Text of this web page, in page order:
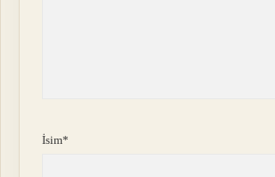
İsim*